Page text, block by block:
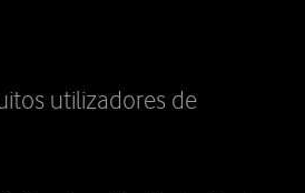
utilizadores de